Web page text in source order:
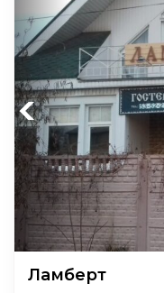
Previous
Ламберт